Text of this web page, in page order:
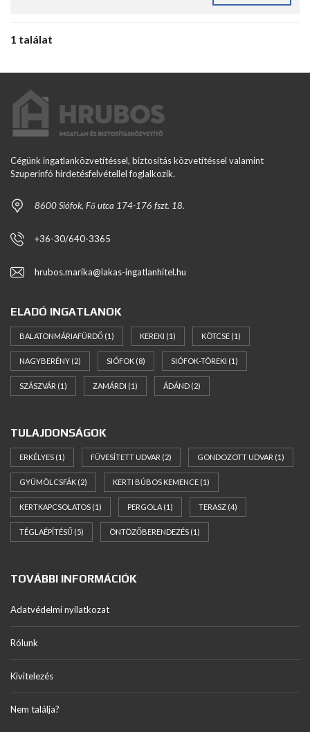
1 találat
Cégünk ingatlanközvetítéssel, biztosítás közvetítéssel valamint
Szuperinfó hirdetésfelvétellel foglalkozik.
8600 Siófok, Fő utca 174-176 fszt. 18.
+36-30/640-3365
hrubos.marika@lakas-ingatlanhitel.hu
ELADÓ INGATLANOK
BALATONMÁRIAFÜRDŐ (1) KEREKI (1) KÖTCSE (1)
NAGYBERÉNY (2) SIÓFOK (8) SIÓFOK-TÖREKI (1)
SZÁSZVÁR (1) ZAMÁRDI (1) ÁDÁND (2)
TULAJDONSÁGOK
ERKÉLYES (1) FÜVESÍTETT UDVAR (2) GONDOZOTT UDVAR (1)
GYÜMÖLCSFÁK (2) KERTI BÚBOS KEMENCE (1)
KERTKAPCSOLATOS (1) PERGOLA (1) TERASZ (4)
TÉGLAÉPÍTÉSŰ (5) ÖNTÖZŐBERENDEZÉS (1)
TOVÁBBI INFORMÁCIÓK
Adatvédelmi nyilatkozat
Rólunk
Kivitelezés
Nem találja?